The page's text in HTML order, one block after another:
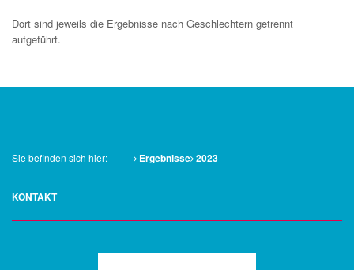
Dort sind jeweils die Ergebnisse nach Geschlechtern getrennt
aufgeführt.
Sie befinden sich hier: Ergebnisse 2023
KONTAKT